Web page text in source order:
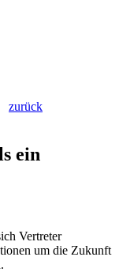
zurück
ein
Vertreter
um die Zukunft